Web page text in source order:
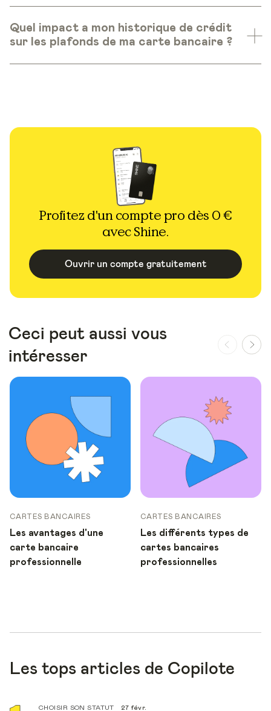
Quel impact a mon historique de crédit
sur les plafonds de ma carte bancaire ?
Profitez d'un compte pro dès 0 €
avec Shine.
Ouvrir un compte gratuitement
Ceci peut aussi vous
intéresser
CARTES BANCAIRES
Les avantages d'une
carte bancaire
professionnelle
CARTES BANCAIRES
Les différents types de
cartes bancaires
professionnelles
Les tops articles de Copilote
CHOISIR SON STATUT 27 févr.